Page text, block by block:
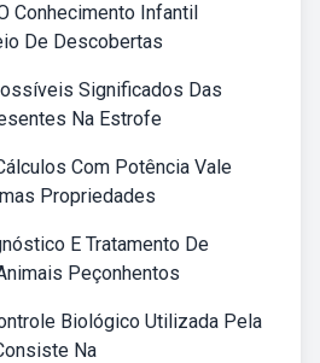
Conhecimento Infantil
De Descobertas
Significados Das
Na Estrofe
Com Potência Vale
Propriedades
E Tratamento De
Peçonhentos
Biológico Utilizada Pela
Na